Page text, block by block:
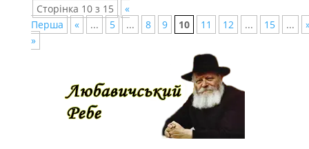
Сторінка 10 з 15
«
Перша
« ... 5 ... 8 9 10 11 12 ... 15 ...
»